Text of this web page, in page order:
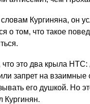
словам Кургиняна,
о том, что такое
это два крыла НТС:
запрет на
его душкой. Но
Кургинян.